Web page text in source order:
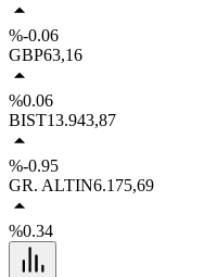
%-0.06
GBP63,16
%0.06
BIST13.943,87
%-0.95
GR. ALTIN6.175,69
%0.34